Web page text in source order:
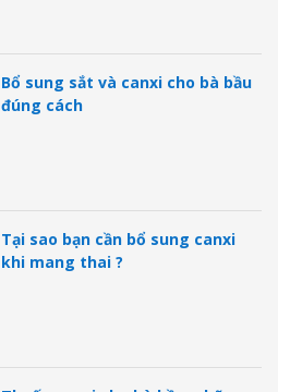
Bổ sung sắt và canxi cho bà bầu
đúng cách
Tại sao bạn cần bổ sung canxi
khi mang thai ?